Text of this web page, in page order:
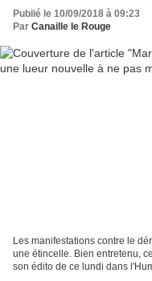
Publié le 10/09/2018 à 09:23
Par Canaille le Rouge
Les manifestations contre le
une étincelle. Bien entretenu,
son édito de ce lundi dans